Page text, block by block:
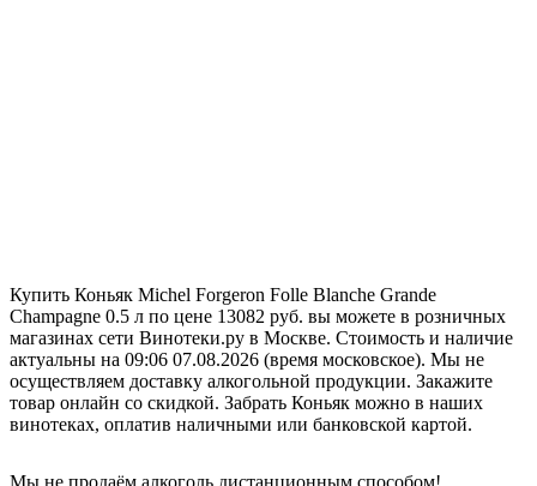
Купить Коньяк Michel Forgeron Folle Blanche Grande
Champagne 0.5 л по цене 13082 руб. вы можете в розничных
магазинах сети Винотеки.ру в Москве. Стоимость и наличие
актуальны на 09:06 07.08.2026 (время московское). Мы не
осуществляем доставку алкогольной продукции. Закажите
товар онлайн со скидкой. Забрать Коньяк можно в наших
винотеках, оплатив наличными или банковской картой.